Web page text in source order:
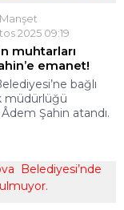
Manşet
2025 09:19
muhtarları
emanet!
bağlı
müdürlüğü
Şahin atandı.